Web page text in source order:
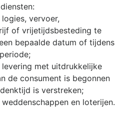
vervoer,
of vrijetijdsbesteding te
bepaalde datum of tijdens
levering met uitdrukkelijke
de consument is begonnen
is verstreken;
en loterijen.